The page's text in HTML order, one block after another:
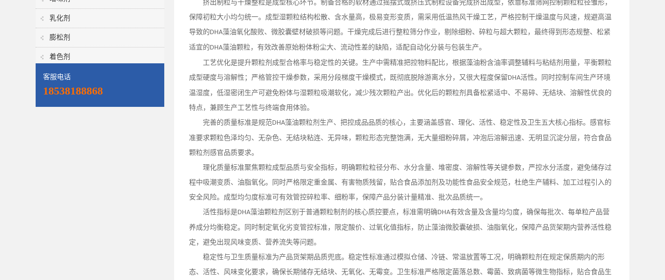
乳化剂
膨松剂
着色剂
客服电话
18538188868
挤出制粒与干燥整粒是成型核心环节。制备合格的软材通过摇摆式或挤压式制粒设备完成挤出成型，依靠标准筛网控制颗粒粒径雏形，
保障初粒大小均匀统一。成型湿颗粒结构松散、含水量高，极易变形变质，需采用低温热风干燥工艺，严格控制干燥温度与风速，规避高温
导致的DHA藻油氧化酸败、微胶囊壁材破损等问题。干燥完成后进行整粒筛分作业，剔除细粉、碎粒与超大颗粒，最终得到形态规整、松紧
适宜的DHA藻油颗粒，有效改善原始粉体粉尘大、流动性差的缺陷，适配自动化分装与包装生产。
工艺优化是提升颗粒剂成型合格率与稳定性的关键。生产中需精准把控物料配比，根据藻油粉含油率调整辅料与粘结剂用量，平衡颗粒
成型硬度与溶解性；严格管控干燥参数，采用分段梯度干燥模式，既彻底脱除游离水分，又很大程度保留DHA活性。同时控制车间生产环境
温湿度，低湿密闭生产可避免粉体与湿颗粒吸潮软化，减少残次颗粒产出。优化后的颗粒剂具备松紧适中、不易碎、无结块、溶解性优良的
特点，兼顾生产工艺性与终端食用体验。
完善的质量标准是规范DHA藻油颗粒剂生产、把控成品品质的核心，主要涵盖感官、理化、活性、稳定性及卫生五大核心指标。感官标
准要求颗粒色泽均匀、无杂色、无结块粘连、无异味，颗粒形态完整饱满，无大量细粉碎屑，冲泡后溶解迅速、无明显沉淀分层，符合食品
颗粒剂感官品质要求。
理化质量标准聚焦颗粒成型品质与安全指标，明确颗粒粒径分布、水分含量、堆密度、溶解性等关键参数，严控水分活度，避免储存过
程中吸潮变质、油脂氧化。同时严格限定重金属、有害物质残留，贴合食品添加剂及功能性食品安全规范，杜绝生产辅料、加工过程引入的
安全风险。成型均匀度标准可有效管控碎粒率、细粉率，保障产品分装计量精准、批次品质统一。
活性指标是DHA藻油颗粒剂区别于普通颗粒制剂的核心质控要点，标准需明确DHA有效含量及含量均匀度，确保每批次、每单粒产品营
养成分均衡稳定。同时制定氧化劣变管控标准，限定酸价、过氧化值指标，防止藻油微胶囊破损、油脂氧化，保障产品货架期内营养活性稳
定，避免出现风味变质、营养流失等问题。
稳定性与卫生质量标准为产品货架期品质兜底。稳定性标准通过模拟仓储、冷链、常温放置等工况，明确颗粒剂在规定保质期内的形
态、活性、风味变化要求，确保长期储存无结块、无氧化、无霉变。卫生标准严格限定菌落总数、霉菌、致病菌等微生物指标，贴合食品生